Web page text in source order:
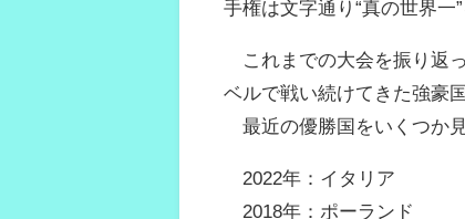
手権は文字通り“真の世界一
これまでの大会を振り返
ベルで戦い続けてきた強豪
最近の優勝国をいくつか
2022年：イタリア
2018年：ポーランド